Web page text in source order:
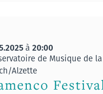
à 20:00
de Musique de
Alzette